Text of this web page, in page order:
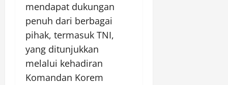
mendapat dukungan
penuh dari berbagai
pihak, termasuk TNI,
yang ditunjukkan
melalui kehadiran
Komandan Korem